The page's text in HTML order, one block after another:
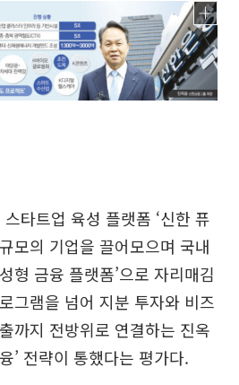
타트업 육성 플랫폼 ‘신한 퓨
모의 기업을 끌어모으며 국내
형 금융 플랫폼’으로 자리매김
그램을 넘어 지분 투자와 비즈
까지 전방위로 연결하는 진옥
’ 전략이 통했다는 평가다.